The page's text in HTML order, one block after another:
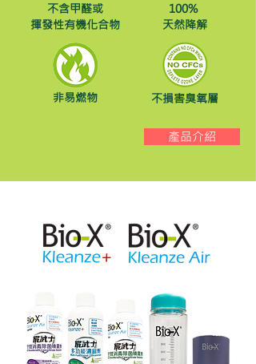
不含甲醛或
揮發性有機化合物
非易燃物
100%
天然降解
不損害臭氧層
產品介紹